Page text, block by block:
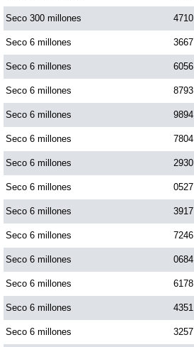
Pijao de Oro
Saman de la suerte
Sinuano Día
Sinuano Noche
Super Chontico Noche
Seco 300 millones 4710
Seco 6 millones 3667
Seco 6 millones 6056
Seco 6 millones 8793
Seco 6 millones 9894
Seco 6 millones 7804
Seco 6 millones 2930
Seco 6 millones 0527
Seco 6 millones 3917
Seco 6 millones 7246
Seco 6 millones 0684
Seco 6 millones 6178
Seco 6 millones 4351
Seco 6 millones 3257